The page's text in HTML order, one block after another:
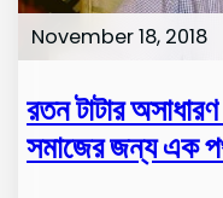
November 18, 2018
রতন টাটার
সমাজের জন্য এক